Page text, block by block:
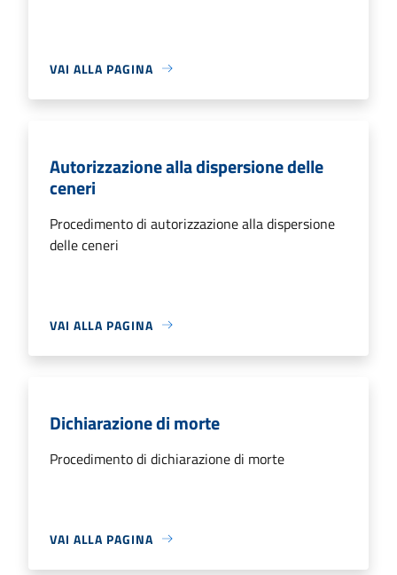
VAI ALLA PAGINA
Autorizzazione alla dispersione delle
ceneri
Procedimento di autorizzazione alla dispersione
delle ceneri
VAI ALLA PAGINA
Dichiarazione di morte
Procedimento di dichiarazione di morte
VAI ALLA PAGINA